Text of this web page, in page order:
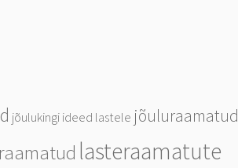
jõulukingi ideed lastele jõuluraamatud
lasteraamatute